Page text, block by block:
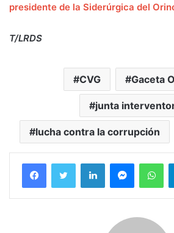
presidente de la Siderúrgica del
T/LRDS
CVG Gaceta
junta
lucha contra la corrupción
FacebookTwitter LinkedIn